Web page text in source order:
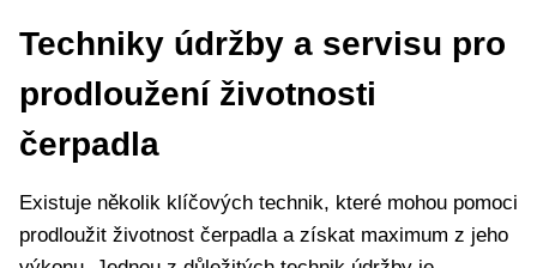
Techniky údržby a servisu pro
prodloužení životnosti
čerpadla
Existuje několik klíčových technik, které mohou pomoci
prodloužit životnost čerpadla a získat maximum z jeho